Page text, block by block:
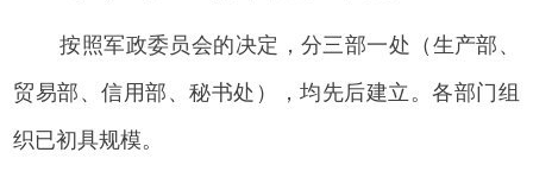
按照军政委员会的决定，分三部一处（生产部、
贸易部、信用部、秘书处），均先后建立。各部门组
织已初具规模。